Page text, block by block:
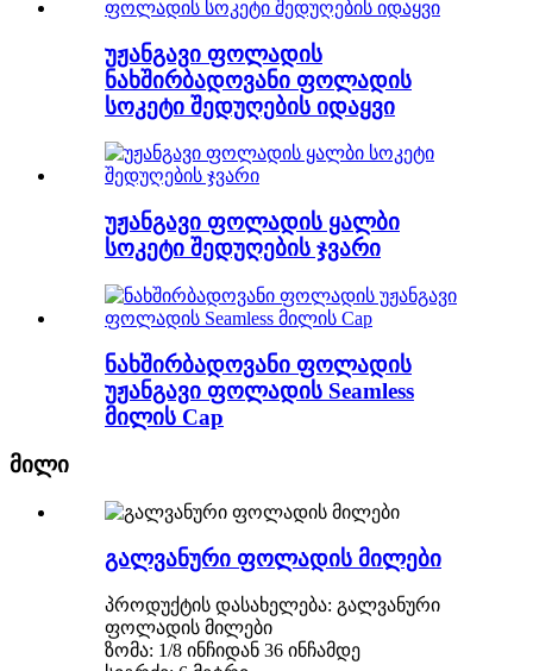
უჟანგავი ფოლადის
ნახშირბადოვანი ფოლადის
სოკეტი შედუღების იდაყვი
უჟანგავი ფოლადის ყალბი
სოკეტი შედუღების ჯვარი
ნახშირბადოვანი ფოლადის
უჟანგავი ფოლადის Seamless
მილის Cap
მილი
გალვანური ფოლადის მილები
პროდუქტის დასახელება: გალვანური
ფოლადის მილები
ზომა: 1/8 ინჩიდან 36 ინჩამდე